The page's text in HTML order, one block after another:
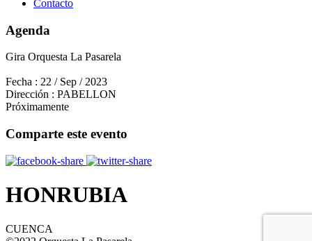
Contacto
Agenda
Gira Orquesta La Pasarela
Fecha : 22 / Sep / 2023
Dirección : PABELLON
Próximamente
Comparte este evento
HONRUBIA
CUENCA